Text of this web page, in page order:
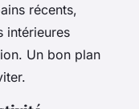
récents,
intérieures
Un bon plan